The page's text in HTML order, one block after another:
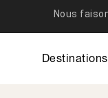
Destinations